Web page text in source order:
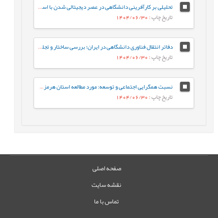
تحلیلی بر کارآفرینی دانشگاهی در عصر دیجیتالی شدن با استفاده از روش فراترکیب
تاریخ چاپ: 1404/06/30
دفاتر انتقال فناوری دانشگاهی در ایران؛ بررسی ساختار و تجلیات نهادی در نظام ملی نوآوری: مطالعه موردی دانشگاه خلیج فارس
تاریخ چاپ: 1404/06/30
نسبت همگرایی اجتماعی و توسعه: مورد مطالعه استان هرمزگان
تاریخ چاپ: 1404/06/30
صفحه اصلی
نقشه سایت
تماس با ما